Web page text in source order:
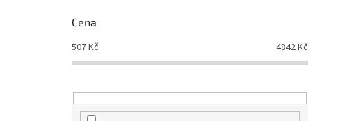
Cena
507Kč 4842Kč